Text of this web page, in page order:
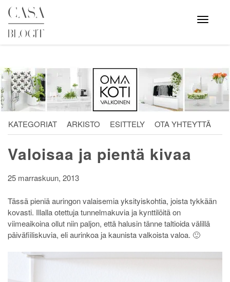
Skip
content
Avaa
valikko
KATEGORIAT ARKISTO ESITTELY OTA YHTEYTTÄ
Valoisaa ja pientä kivaa
25 marraskuun, 2013
Tässä pieniä auringon valaisemia yksityiskohtia, joista tykkään
kovasti. Illalla otettuja tunnelmakuvia ja kynttilöitä on
viimeaikoina ollut niin paljon, että halusin tänne taltioida välillä
päiväfiiliskuvia, eli aurinkoa ja kaunista valkoista valoa. 🙂